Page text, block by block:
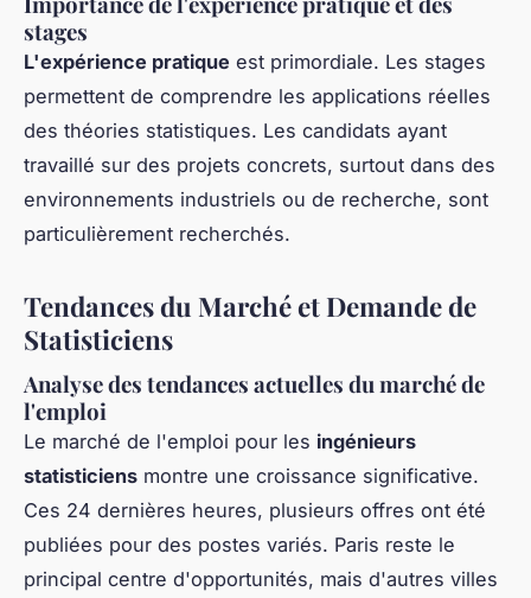
stages
L'expérience pratique est primordiale. Les stages
permettent de comprendre les applications réelles
des théories statistiques. Les candidats ayant
travaillé sur des projets concrets, surtout dans des
environnements industriels ou de recherche, sont
particulièrement recherchés.
Tendances du Marché et Demande de
Statisticiens
Analyse des tendances actuelles du marché de
l'emploi
Le marché de l'emploi pour les ingénieurs
statisticiens montre une croissance significative.
Ces 24 dernières heures, plusieurs offres ont été
publiées pour des postes variés. Paris reste le
principal centre d'opportunités, mais d'autres villes